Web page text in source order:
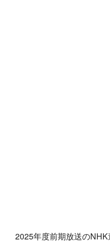
2025年度前期放送のNHK